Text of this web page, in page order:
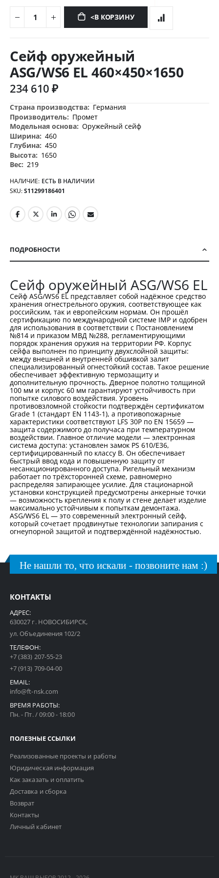
<В КОРЗИНУ
началу
изображений
Сейф оружейный
ASG/WS6 EL 460×450×1650
234 610 ₽
Дополнительная
информация
Германия
Промет
Оружейный сейф
460
450
1650
219
НАЛИЧИЕ: ЕСТЬ В НАЛИЧИИ
SKU S11299186401
ПОДРОБНОСТИ
Сейф оружейный ASG/WS6 EL
Сейф ASG/WS6 EL представляет собой надёжное средство
хранения огнестрельного оружия, соответствующее как
российским, так и европейским нормам. Он прошёл
сертификацию по международной системе IMP и одобрен
для использования в соответствии с Постановлением
№814 и приказом МВД №288, регламентирующими
порядок хранения оружия на территории РФ. Корпус
сейфа выполнен по принципу двухслойной защиты:
между внешней и внутренней обшивкой залит
специализированный огнестойкий состав. Такое решение
обеспечивает эффективную термозащиту и
дополнительную прочность. Дверное полотно толщиной
100 мм и корпус 60 мм гарантируют устойчивость при
попытке силового воздействия. Уровень
противовзломной стойкости подтверждён сертификатом
Grade 1 (стандарт EN 1143-1), а противопожарные
характеристики соответствуют LFS 30P по EN 15659 —
защита содержимого до получаса при температурном
воздействии. Главное отличие модели — электронная
система доступа: установлен замок PS 610/E36,
сертифицированный по классу B. Он обеспечивает
быстрый ввод кода и повышенную защиту от
несанкционированного доступа. Ригельный механизм
работает по трёхсторонней схеме, равномерно
распределяя запирающее усилие. Для стационарной
установки конструкцией предусмотрены анкерные точки
— возможность крепления к полу и стене делает изделие
максимально устойчивым к попыткам демонтажа.
ASG/WS6 EL — это современный электронный сейф,
который сочетает продвинутые технологии запирания с
огнеупорной защитой и подтверждённой надёжностью.
Не нашли то, что искали - позвоните нам :)
КОНТАКТЫ
АДРЕС:
630027 г. НОВОСИБИРСК,
ул. Объединения 102/2
ТЕЛЕФОН:
+7 (383) 207-55-23
+7 (913) 709-04-00
EMAIL:
info@ft-nsk.com
ВРЕМЯ РАБОТЫ:
Пн. - Пт. / 09:00 - 18:00
ПОЛЕЗНЫЕ ССЫЛКИ
Реализованные проекты и работы
Юридическая информация
Как заказать и оплатить
Доставка и сборка
Возврат
Контакты
Личный кабинет